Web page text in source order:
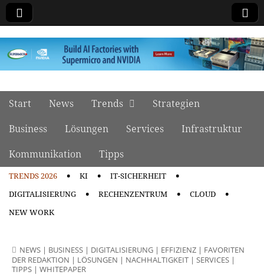
manage it
Main menu
Skip to content
Start News Trends
Strategien
Business
Lösungen Services
Infrastruktur
Kommunikation
Tipps
TRENDS 2026 KI
IT-SICHERHEIT
DIGITALISIERUNG
RECHENZENTRUM
CLOUD
NEW WORK
NEWS | BUSINESS | DIGITALISIERUNG | EFFIZIENZ | FAVORITEN
DER REDAKTION | LÖSUNGEN | NACHHALTIGKEIT | SERVICES |
TIPPS | WHITEPAPER